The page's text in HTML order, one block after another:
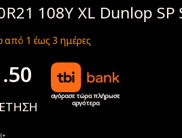
108Y XL Dunlop
από 1 έως 3 ημέρες
αγόρασε τώρα πλήρωσε
αργότερα
(+